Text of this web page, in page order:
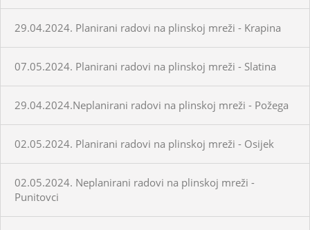
29.04.2024. Planirani radovi na plinskoj mreži - Krapina
07.05.2024. Planirani radovi na plinskoj mreži - Slatina
29.04.2024.Neplanirani radovi na plinskoj mreži - Požega
02.05.2024. Planirani radovi na plinskoj mreži - Osijek
02.05.2024. Neplanirani radovi na plinskoj mreži -
Punitovci